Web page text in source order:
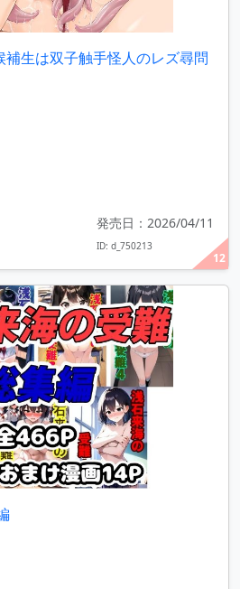
12
生は双子触手怪人のレズ尋問
発売日：2026/04/11
ID: d_750213